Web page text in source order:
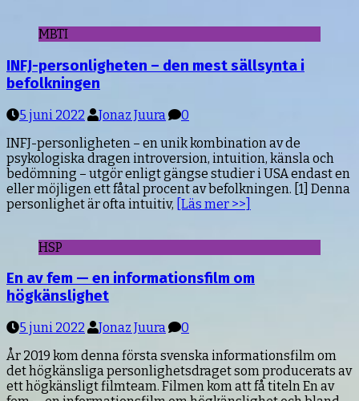
MBTI
INFJ-personligheten – den mest sällsynta i
befolkningen
5 juni 2022 Jonaz Juura
0
INFJ-personligheten – en unik kombination av de
psykologiska dragen introversion, intuition, känsla och
bedömning – utgör enligt gängse studier i USA endast en
eller möjligen ett fåtal procent av befolkningen. [1] Denna
personlighet är ofta intuitiv, [Läs mer >>]
HSP
En av fem — en informationsfilm om
högkänslighet
5 juni 2022 Jonaz Juura
0
År 2019 kom denna första svenska informationsfilm om
det högkänsliga personlighetsdraget som producerats av
ett högkänsligt filmteam. Filmen kom att få titeln En av